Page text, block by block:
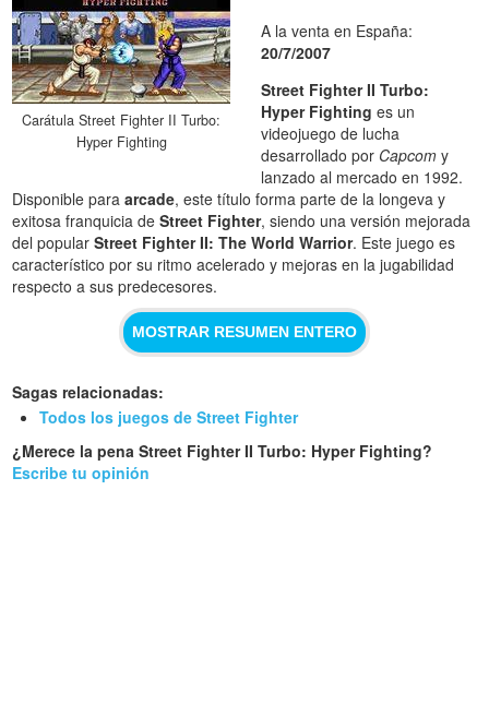
Carátula Street Fighter II Turbo:
Hyper Fighting
A la venta en España:
20/7/2007
Street Fighter II Turbo:
Hyper Fighting es un
videojuego de lucha
desarrollado por Capcom y
lanzado al mercado en 1992.
Disponible paraarcade, este título forma parte de la longeva y
exitosa franquicia deStreet Fighter, siendo una versión mejorada
del popularStreet Fighter II: The World Warrior. Este juego es
característico por su ritmo acelerado y mejoras en la jugabilidad
respecto a sus predecesores.
MOSTRAR RESUMEN ENTERO
Sagas relacionadas:
Todos los juegos de Street Fighter
¿Merece la pena Street Fighter II Turbo: Hyper Fighting?
Escribe tu opinión